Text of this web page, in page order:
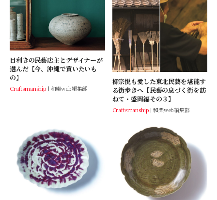
目利きの民藝店主とデザイナーが
選んだ【今、沖縄で買いたいも
の】
Craftsmanship 和樂web編集部
柳宗悦も愛した東北民藝を堪能す
る街歩きへ【民藝の息づく街を訪
ねて・盛岡編その３】
Craftsmanship 和樂web編集部